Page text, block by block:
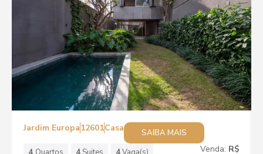
Jardim Europa 12601Casa
SAIBA MAIS
Venda: R$